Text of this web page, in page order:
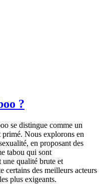
?
se distingue comme un
Nous explorons en
en proposant des
tabou qui sont
qualité brute et
certains des meilleurs acteurs
plus exigeants.